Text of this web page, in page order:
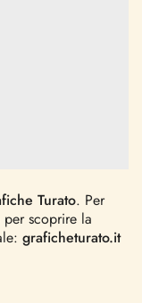
Turato. Per
scoprire la
graficheturato.it